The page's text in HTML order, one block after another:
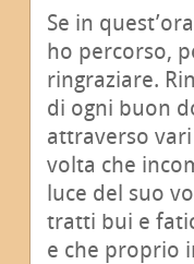
Se in
ho percorso,
ringraziare.
di ogni buon
attraverso
volta che
luce del suo
tratti bui e
e che proprio